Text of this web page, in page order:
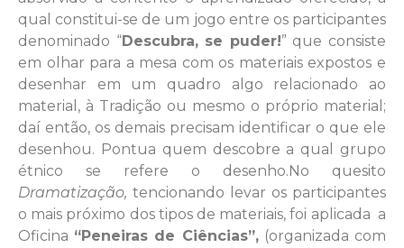
qual constitui-se de um jogo entre os participantes
denominado “Descubra, se puder!” que consiste
em olhar para a mesa com os materiais expostos e
desenhar em um quadro algo relacionado ao
material, à Tradição ou mesmo o próprio material;
daí então, os demais precisam identificar o que ele
desenhou. Pontua quem descobre a qual grupo
étnico se refere o desenho.No quesito
Dramatização, tencionando levar os participantes
o mais próximo dos tipos de materiais, foi aplicada a
Oficina “Peneiras de Ciências”,(organizada com